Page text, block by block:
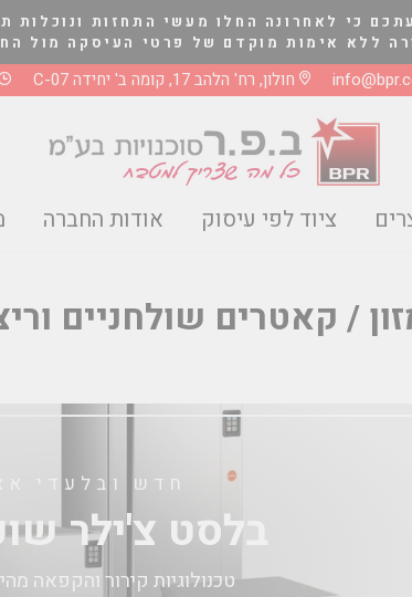
כי לאחרונה החלו מעשי התחזות
מוקדם של פרטי העיסקה מול החברה בטלפון 03-5661081
חולון, רח' הלהב 17, קומה ב' יחידה C-07
ציוד לפי עיסוק אודות החברה
/ קאטרים שולחניים
חדש ובלעדי
בלסט צ'ילר
טכנולוגיות קירור והקפאה